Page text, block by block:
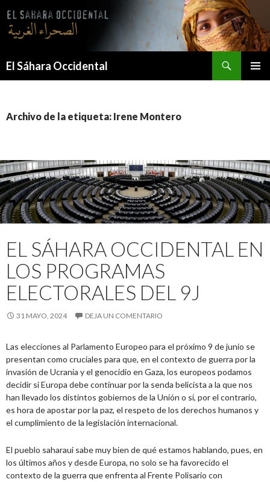
contenido
El Sáhara Occidental
Archivo de la etiqueta: Irene Montero
EL SÁHARA OCCIDENTAL EN
LOS PROGRAMAS
ELECTORALES DEL 9J
31 MAYO, 2024 DEJA UN COMENTARIO
Las elecciones al Parlamento Europeo para el próximo 9 de junio se
presentan como cruciales para que, en el contexto de guerra por la
invasión de Ucrania y el genocidio en Gaza, los europeos podamos
decidir si Europa debe continuar por la senda belicista a la que nos
han llevado los distintos gobiernos de la Unión o si, por el contrario,
es hora de apostar por la paz, el respeto de los derechos humanos y
el cumplimiento de la legislación internacional.
El pueblo saharaui sabe muy bien de qué estamos hablando, pues, en
los últimos años y desde Europa, no solo se ha favorecido el
contexto de la guerra que enfrenta al Frente Polisario con